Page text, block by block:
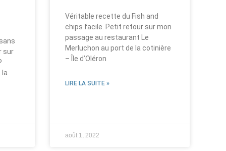
sur
la
Véritable recette du Fish and
chips facile. Petit retour sur mon
passage au restaurant Le
Merluchon au port de la cotinière
– Île d’Oléron
LIRE LA SUITE »
août 1, 2022